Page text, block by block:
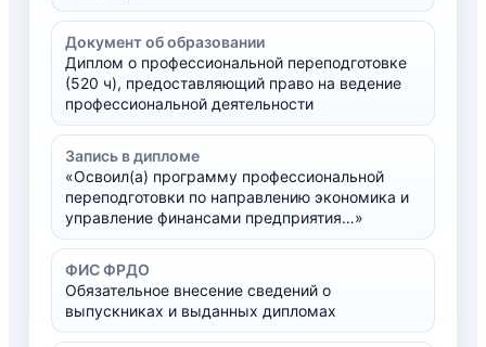
Документ об образовании
Диплом о профессиональной переподготовке
(520 ч), предоставляющий право на ведение
профессиональной деятельности
Запись в дипломе
«Освоил(а) программу профессиональной
переподготовки по направлению экономика и
управление финансами предприятия…»
ФИС ФРДО
Обязательное внесение сведений о
выпускниках и выданных дипломах